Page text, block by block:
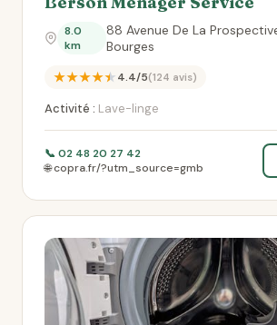
8.0
km
88 Avenue De La
Bourges
★★★★★4.4/5(124 avis)
Activité : Lave-linge
📞 02 48 20 27 42
🌐 copra.fr/?utm_source=gmb